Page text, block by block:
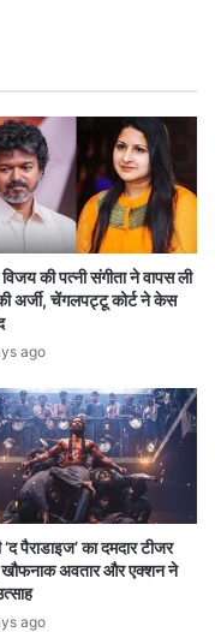
की पत्नी संगीता ने वापस ली
अर्जी, चेंगलपट्टू कोर्ट ने केस
ago
‘द पैराडाइज’ का दमदार टीजर
खौफनाक अवतार और एक्शन ने
ago